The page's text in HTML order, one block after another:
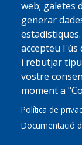
web; galetes
generar
estadístiques.
accepteu l'ús
i rebutjar
vostre
moment a
Política de
Documentació